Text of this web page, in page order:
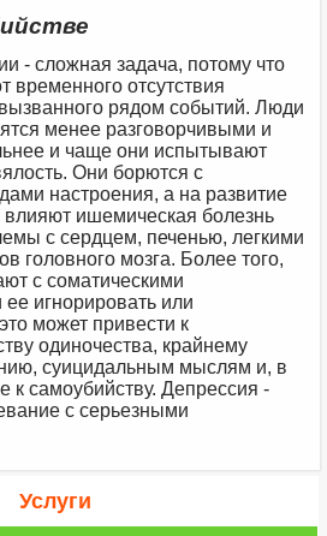
- сложная задача, потому что
временного отсутствия
рядом событий. Люди
менее разговорчивыми и
и чаще они испытывают
Они борются с
настроения, а на развитие
влияют ишемическая болезнь
с сердцем, печенью, легкими
головного мозга. Более того,
с соматическими
игнорировать или
может привести к
одиночества, крайнему
суицидальным мыслям и, в
к самоубийству. Депрессия -
с серьезными
Услуги